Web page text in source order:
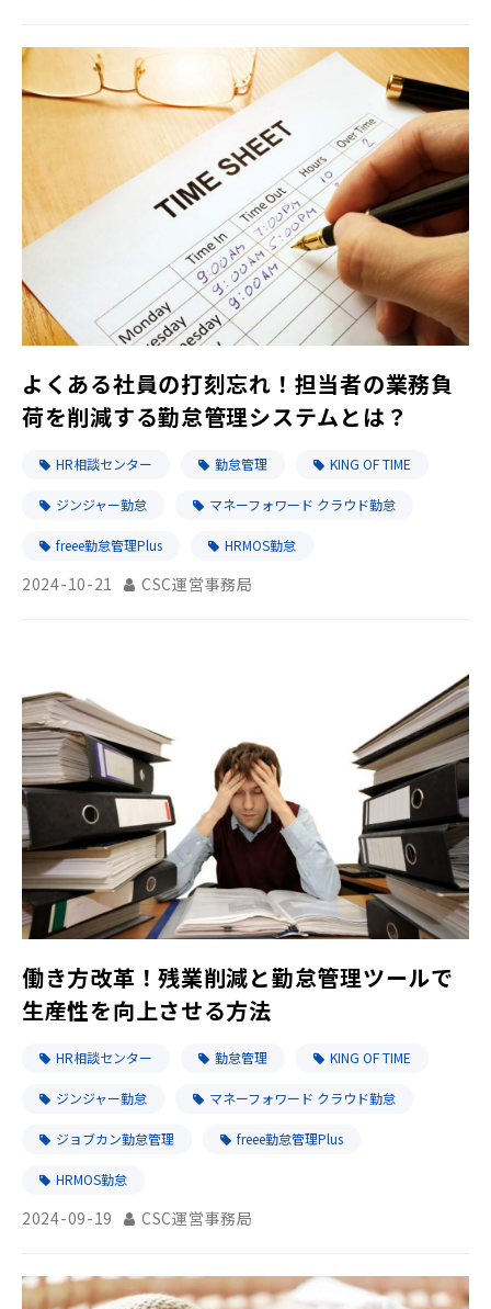
よくある社員の打刻忘れ！担当者の業務負
荷を削減する勤怠管理システムとは？
HR相談センター 勤怠管理 KING OF TIME
ジンジャー勤怠 マネーフォワード クラウド勤怠
freee勤怠管理Plus HRMOS勤怠
2024-10-21 CSC運営事務局
働き方改革！残業削減と勤怠管理ツールで
生産性を向上させる方法
HR相談センター 勤怠管理 KING OF TIME
ジンジャー勤怠 マネーフォワード クラウド勤怠
ジョブカン勤怠管理 freee勤怠管理Plus
HRMOS勤怠
2024-09-19 CSC運営事務局